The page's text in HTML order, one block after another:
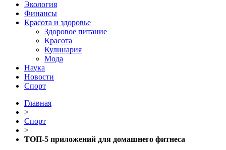
Экология
Финансы
Красота и здоровье
Здоровое питание
Красота
Кулинария
Мода
Наука
Новости
Спорт
Главная
>
Спорт
>
ТОП-5 приложений для домашнего фитнеса